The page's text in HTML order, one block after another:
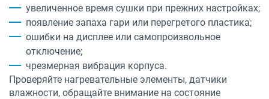
увеличенное время сушки при прежних настройках;
появление запаха гари или перегретого пластика;
ошибки на дисплее или самопроизвольное
отключение;
чрезмерная вибрация корпуса.
Проверяйте нагревательные элементы, датчики
влажности, обращайте внимание на состояние